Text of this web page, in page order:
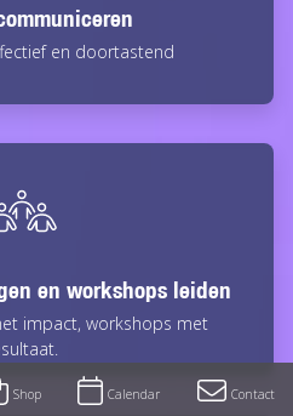
en doortastend
en workshops leiden
impact, workshops met
Shop Calendar Contact